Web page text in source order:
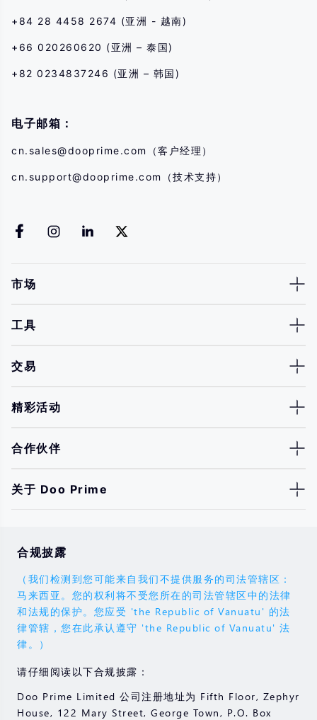
+84 28 4458 2674 (亚洲 - 越南)
+66 020260620 (亚洲 – 泰国)
+82 0234837246 (亚洲 – 韩国)
电子邮箱：
cn.sales@dooprime.com （客户经理）
cn.support@dooprime.com （技术支持）
市场
工具
交易
精彩活动
合作伙伴
关于 Doo Prime
合规披露
（我们检测到您可能来自我们不提供服务的司法管辖区：
马来西亚。您的权利将不受您所在的司法管辖区中的法律
和法规的保护。您应受 'the Republic of Vanuatu' 的法
律管辖，您在此承认遵守 'the Republic of Vanuatu' 法
律。）
请仔细阅读以下合规披露：
Doo Prime Limited 公司注册地址为 Fifth Floor, Zephyr
House, 122 Mary Street, George Town, P.O. Box